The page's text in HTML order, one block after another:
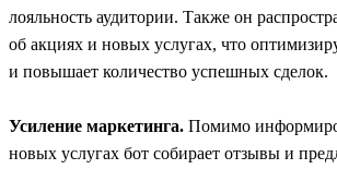
лояльность аудитории. Также он
об акциях и новых услугах, что
и повышает количество успешных сделок.
Усиление маркетинга. Помимо
новых услугах бот собирает отзывы и